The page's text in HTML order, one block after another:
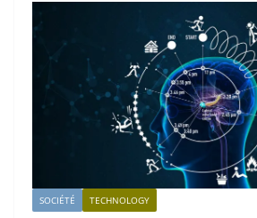
SOCIÉTÉ TECHNOLOGY